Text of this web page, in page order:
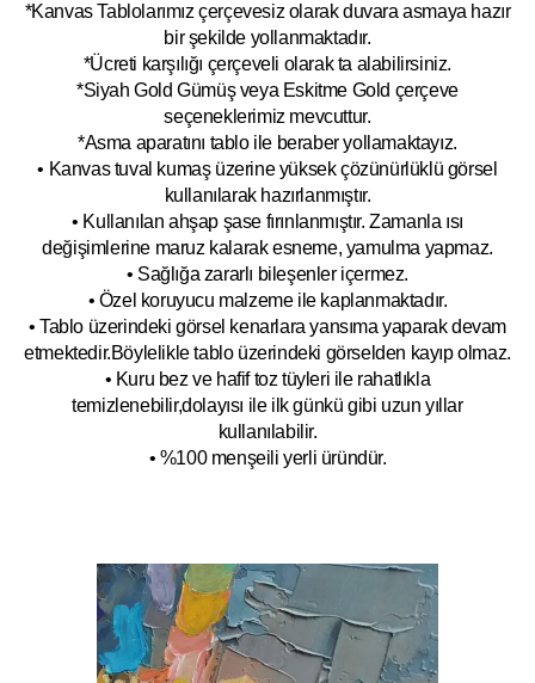
*Kanvas Tablolarımız çerçevesiz olarak duvara asmaya hazır
bir şekilde yollanmaktadır.
*Ücreti karşılığı çerçeveli olarak ta alabilirsiniz.
*Siyah Gold Gümüş veya Eskitme Gold çerçeve
seçeneklerimiz mevcuttur.
*Asma aparatını tablo ile beraber yollamaktayız.
• Kanvas tuval kumaş üzerine yüksek çözünürlüklü görsel
kullanılarak hazırlanmıştır.
• Kullanılan ahşap şase fırınlanmıştır. Zamanla ısı
değişimlerine maruz kalarak esneme, yamulma yapmaz.
• Sağlığa zararlı bileşenler içermez.
• Özel koruyucu malzeme ile kaplanmaktadır.
• Tablo üzerindeki görsel kenarlara yansıma yaparak devam
etmektedir.Böylelikle tablo üzerindeki görselden kayıp olmaz.
• Kuru bez ve hafif toz tüyleri ile rahatlıkla
temizlenebilir,dolayısı ile ilkgünkü gibi uzun yıllar
kullanılabilir.
• %100 menşeili yerli üründür.